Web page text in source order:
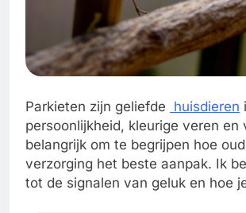
Parkieten zijn geliefde huisdieren
persoonlijkheid, kleurige veren
belangrijk om te begrijpen hoe
verzorging het beste aanpak. Ik
tot de signalen van geluk en hoe